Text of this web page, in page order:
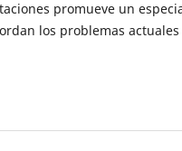
promueve un
los problemas